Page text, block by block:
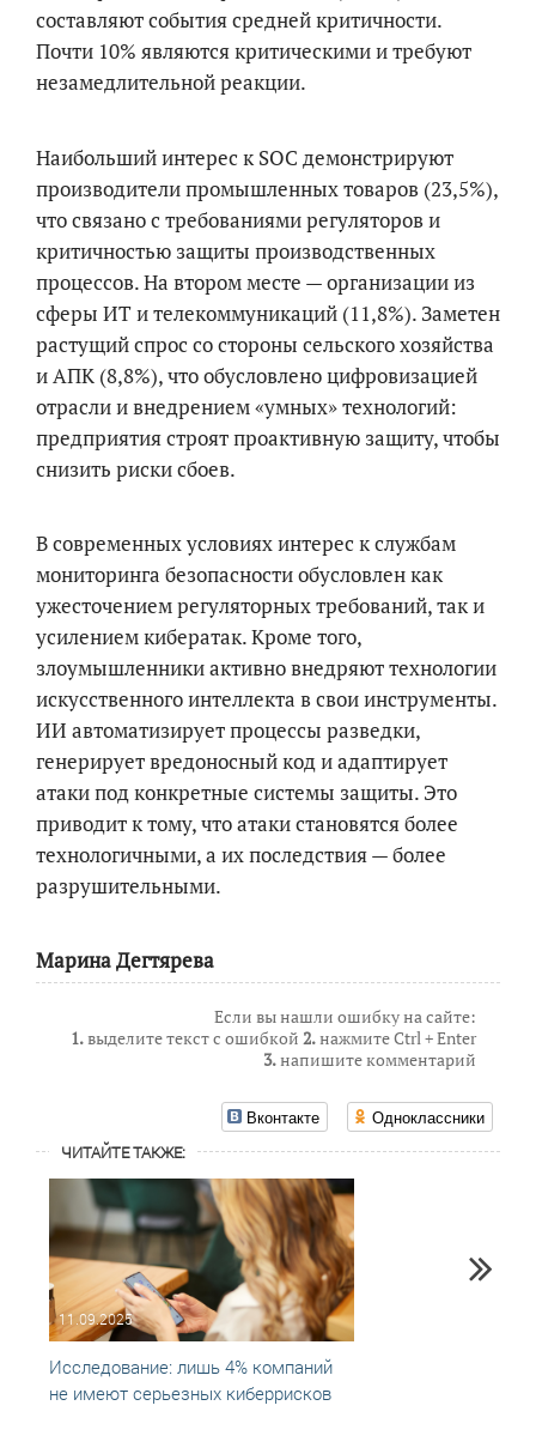
составляют события средней критичности.
Почти 10% являются критическими и требуют
незамедлительной реакции.
Наибольший интерес к SOC демонстрируют
производители промышленных товаров (23,5%),
что связано с требованиями регуляторов и
критичностью защиты производственных
процессов. На втором месте — организации из
сферы ИТ и телекоммуникаций (11,8%). Заметен
растущий спрос со стороны сельского хозяйства
и АПК (8,8%), что обусловлено цифровизацией
отрасли и внедрением «умных» технологий:
предприятия строят проактивную защиту, чтобы
снизить риски сбоев.
В современных условиях интерес к службам
мониторинга безопасности обусловлен как
ужесточением регуляторных требований, так и
усилением кибератак. Кроме того,
злоумышленники активно внедряют технологии
искусственного интеллекта в свои инструменты.
ИИ автоматизирует процессы разведки,
генерирует вредоносный код и адаптирует
атаки под конкретные системы защиты. Это
приводит к тому, что атаки становятся более
технологичными, а их последствия — более
разрушительными.
Марина Дегтярева
Если вы нашли ошибку на сайте:
1.выделите текст с ошибкой 2.нажмите Ctrl + Enter
3.напишите комментарий
Вконтакте Одноклассники
ЧИТАЙТЕ ТАКЖЕ:
11.09.2025
Исследование: лишь 4% компаний
не имеют серьезных киберрисков